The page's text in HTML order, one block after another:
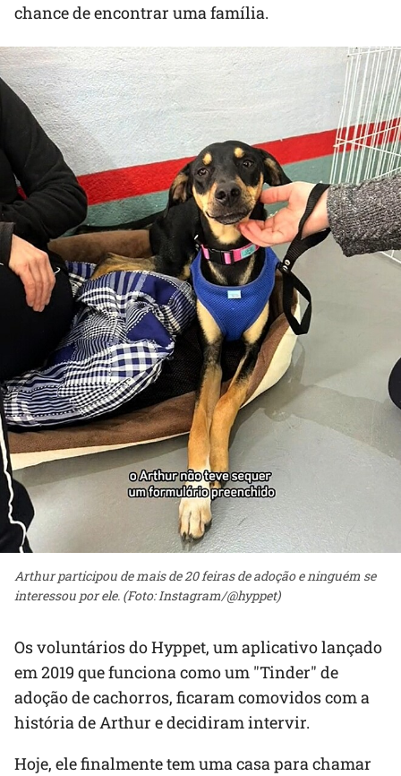
chance de encontrar uma família.
Arthur participou de mais de 20 feiras de adoção e ninguém se
interessou por ele. (Foto: Instagram/@hyppet)
Os voluntários do Hyppet, um aplicativo lançado
em 2019 que funciona como um "Tinder" de
adoção de cachorros, ficaram comovidos com a
história de Arthur e decidiram intervir.
Hoje, ele finalmente tem uma casa para chamar